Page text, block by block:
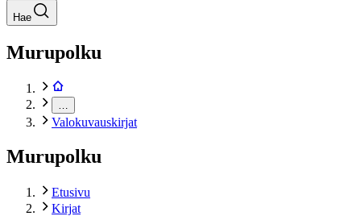
Hae
Murupolku
Valokuvauskirjat
Murupolku
Etusivu
Kirjat